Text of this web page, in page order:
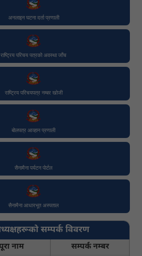
अनलाइन घटना दर्ता प्रणाली
राष्ट्रिय परिचय पत्रको अवस्था जाँच
राष्ट्रिय परिचयपत्र नम्बर खोजी
बोलपत्र आव्हान प्रणाली
सैनामैना पर्यटन पाेर्टल
सैनामैना आधारभूत अस्पताल
सम्पर्क विवरण
नाम सम्पर्क नम्बर